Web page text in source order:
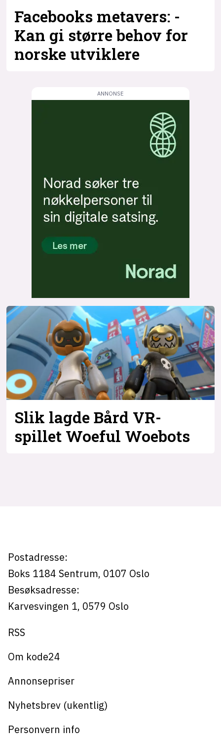
Facebooks metavers: -
Kan gi større behov for
norske utviklere
Slik lagde Bård VR-
spillet Woeful Woebots
Postadresse:
Boks 1184 Sentrum, 0107 Oslo
Besøksadresse:
Karvesvingen 1, 0579 Oslo
RSS
Om kode24
Annonsepriser
Nyhetsbrev (ukentlig)
Personvern info